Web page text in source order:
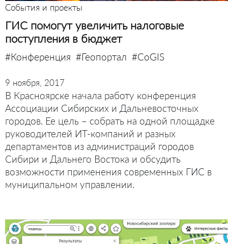
События и проекты
ГИС помогут увеличить налоговые
поступления в бюджет
#Конференция #Геопортал #CoGIS
9 ноября, 2017
В Красноярске начала работу конференция
Ассоциации Сибирских и Дальневосточных
городов. Ее цель – собрать на одной площадке
руководителей ИТ-компаний и разных
департаментов из администраций городов
Сибири и Дальнего Востока и обсудить
возможности применения современных ГИС в
муниципальном управлении.